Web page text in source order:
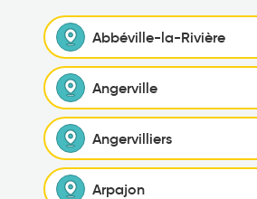
Abbéville-la-Rivière
Angerville
Angervilliers
Arpajon